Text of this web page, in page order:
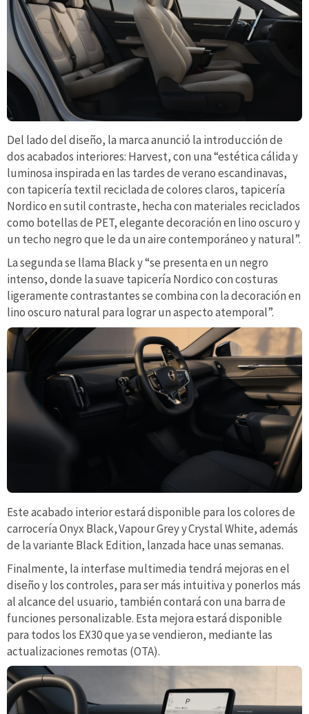
Del lado del diseño, la marca anunció la introducción de
dos acabados interiores: Harvest, con una “estética cálida y
luminosa inspirada en las tardes de verano escandinavas,
con tapicería textil reciclada de colores claros, tapicería
Nordico en sutil contraste, hecha con materiales reciclados
como botellas de PET, elegante decoración en lino oscuro y
un techo negro que le da un aire contemporáneo y natural”.
La segunda se llama Black y “se presenta en un negro
intenso, donde la suave tapicería Nordico con costuras
ligeramente contrastantes se combina con la decoración en
lino oscuro natural para lograr un aspecto atemporal”.
Este acabado interior estará disponible para los colores de
carrocería Onyx Black, Vapour Grey y Crystal White, además
de la variante Black Edition, lanzada hace unas semanas.
Finalmente, la interfase multimedia tendrá mejoras en el
diseño y los controles, para ser más intuitiva y ponerlos más
al alcance del usuario, también contará con una barra de
funciones personalizable. Esta mejora estará disponible
para todos los EX30 que ya se vendieron, mediante las
actualizaciones remotas (OTA).